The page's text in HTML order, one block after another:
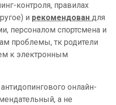
контроля, правилах
и рекомендован для
персоналом спортсмена и
проблемы, тк родители
к электронным
онлайн-
а не